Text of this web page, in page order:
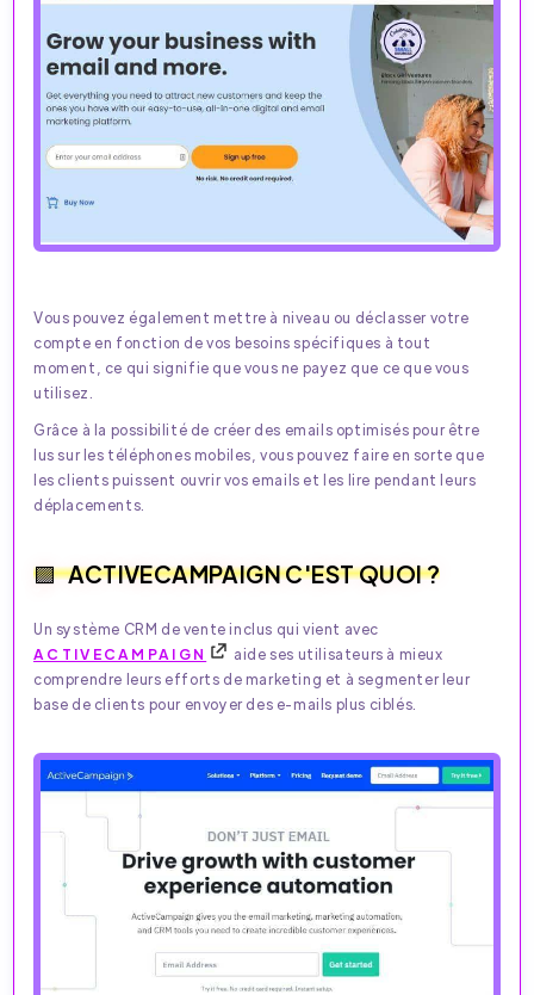
Vous pouvez également mettre à niveau ou déclasser votre
compte en fonction de vos besoins spécifiques à tout
moment, ce qui signifie que vous ne payez que ce que vous
utilisez.
Grâce à la possibilité de créer des emails optimisés pour être
lus sur les téléphones mobiles, vous pouvez faire en sorte que
les clients puissent ouvrir vos emails et les lire pendant leurs
déplacements.
ACTIVECAMPAIGN C'EST QUOI ?
Un système CRM de vente inclus qui vient avec
ACTIVECAMPAIGN
aide ses utilisateurs à mieux
comprendre leurs efforts de marketing et à segmenter leur
base de clients pour envoyer des e-mails plus ciblés.